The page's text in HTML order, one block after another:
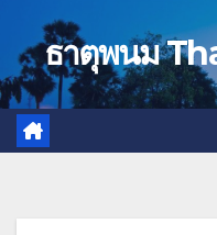
contentธาตุพนม